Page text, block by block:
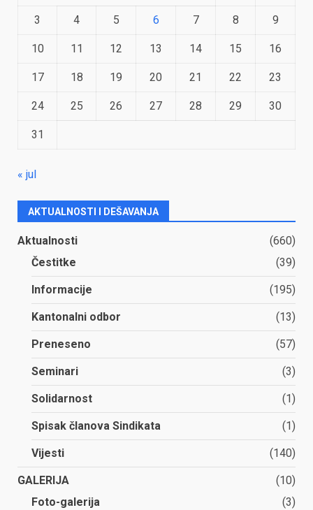
3 4 5 6 7 8 9
10 11 12 13 14 15 16
17 18 19 20 21 22 23
24 25 26 27 28 29 30
31
« jul
AKTUALNOSTI I DEŠAVANJA
Aktualnosti
(660)
Čestitke
(39)
Informacije (195)
Kantonalni odbor (13)
Preneseno (57)
Seminari (3)
Solidarnost (1)
Spisak članova Sindikata (1)
Vijesti (140)
GALERIJA
(10)
Foto-galerija
(3)